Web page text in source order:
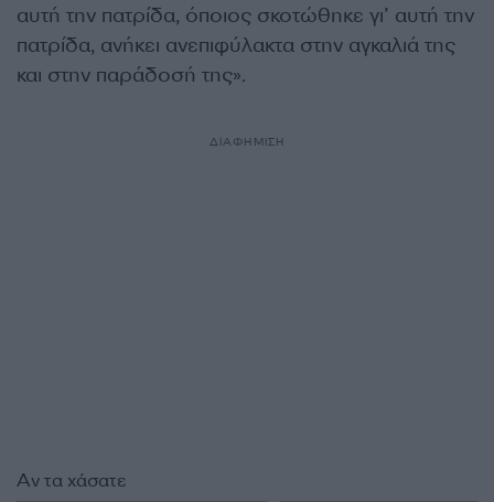
αυτή την πατρίδα, όποιος σκοτώθηκε γι’ αυτή την
πατρίδα, ανήκει ανεπιφύλακτα στην αγκαλιά της
και στην παράδοσή της».
ΔΙΑΦΗΜΙΣΗ
Αν τα χάσατε